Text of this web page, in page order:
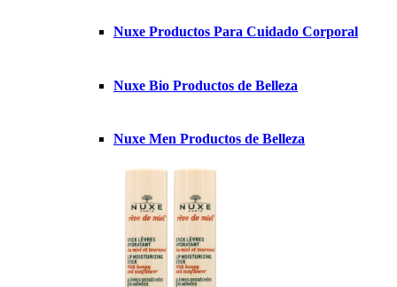
Nuxe Productos Para Cuidado Corporal
Nuxe Bio Productos de Belleza
Nuxe Men Productos de Belleza